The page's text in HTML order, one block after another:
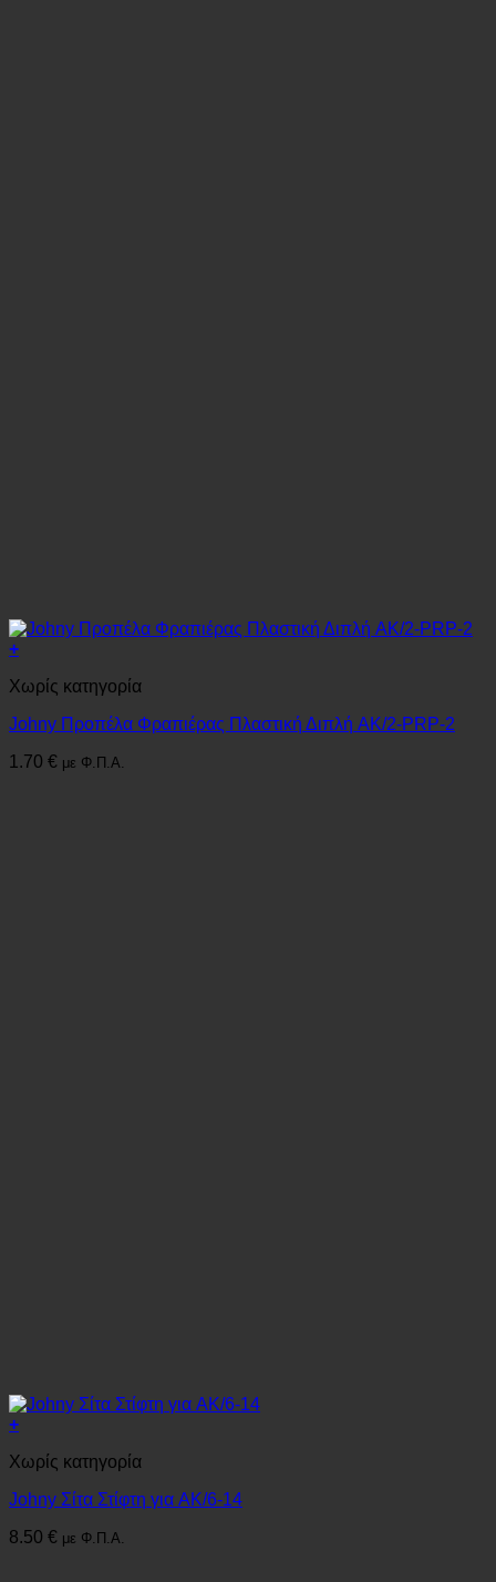
+
Χωρίς κατηγορία
Johny Προπέλα Φραπιέρας Πλαστική Διπλή AK/2-PRP-2
1.70 € με Φ.Π.Α.
+
Χωρίς κατηγορία
Johny Σίτα Στίφτη για AK/6-14
8.50 € με Φ.Π.Α.